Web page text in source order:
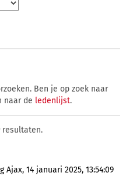
Ben je op zoek naar
naar de ledenlijst.
resultaten.
14 januari 2025, 13:54:09